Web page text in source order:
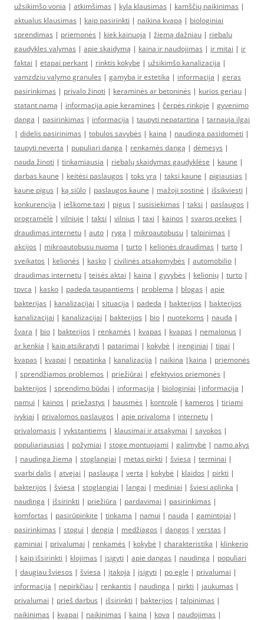
užsikimšo vonia | atkimšimas | kyla klausimas | kamščių naikinimas |
aktualus klausimas | kaip pasirinkti | naikina kvapą | biologiniai
sprendimas | priemonės | kiek kainuoja | žiemą dažniau | riebalu
gaudykles valymas | apie skaidymą | kaina ir naudojimas | ir mitai | ir
faktai | etapai perkant | rinktis kokybę | užsikimšo kanalizacija |
vamzdziu valymo granules | gamyba ir estetika | informacija | geras
pasirinkimas | privalo žinoti | keraminės ar betoninės | kurios geriau |
statant namą | informacija apie keramines | čerpės rinkoje | gyvenimo
danga | pasirinkimas | informacija | taupyti nepatartina | tarnauja ilgai
| didelis pasirinimas | tobulos savybės | kaina | naudinga pasidomėti |
taupyti neverta | pupuliari danga | renkamės dangą | dėmesys |
nauda žinoti | tinkamiausia | riebalų skaidymas gaudyklėse | kaune |
darbas kaune | keitėsi paslaugos | toks yra | taksi kaune | pigiausias |
kaune pigus | ką siūlo | paslaugos kaune | mažoji sostinė | išsikviesti |
konkurencija | ieškome taxi | pigus | susisiekimas | taksi | paslaugos |
programėlė | vilniuje | taksi | vilnius | taxi | kainos | svaros prekes |
draudimas internetu | auto | ryga | mikroautobusu | talpinimas |
akcijos | mikroautobusu nuoma | turto | kelionės draudimas | turto |
sveikatos | kelionės | kasko | civilinės atsakomybės | automobilio |
draudimas internetu | teisės aktai | kaina | gyvybės | kelionių | turto |
tpvca | kasko | padeda taupantiems | problema | blogas | apie
bakterijas | kanalizacijai | situacija | padeda | bakterijos | bakterijos
kanalizacijai | kanalizacijai | bakterijos | bio | nuotekoms | nauda |
švara | bio | bakterijos | renkamės | kvapas | kvapas | nemalonus |
ar kenkia | kaip atsikratyti | patarimai | kokybė | įrenginiai | tipai |
kvapas | kvapai | nepatinka | kanalizacija | naikina | kaina | priemonės
| sprendžiamos problemos | priežiūrai | efektyvios priemonės |
bakterijos | sprendimo būdai | informacija | biologiniai | informacija |
namui | kainos | priežastys | bausmės | kontrolė | kameros | tiriami
įvykiai | privalomos paslaugos | apie privalomą | internetu |
privalomasis | vykstantiems | klausimai ir atsakymai | sąvokos |
populiariausias | požymiai | stoge montuojami | galimybė | namo akys
| naudinga žiemą | stoglangiai | metas pirkti | šviesa | terminai |
svarbi dalis | atvejai | paslauga | verta | kokybė | klaidos | pirkti |
bakterijos | šviesa | stoglangiai | langai | mediniai | šviesi aplinka |
naudinga | išsirinkti | priežiūra | pardavimai | pasirinkimas |
komfortas | pasirūpinkite | tinkama | namui | nauda | gamintojai |
pasirinkimas | stogui | dengia | medžiagos | dangos | verstas |
gaminiai | privalumai | renkamės | kokybė | charakteristika | klinkerio
| kaip išsirinkti | klojimas | įsigyti | apie dangas | naudinga | populiari
| daugiau šviesos | šviesa | įtakoja | įsigyti | po egle | privalumai |
informacija | nepirkčiau | renkantis | naudinga | pirkti | jaukumas |
privalumai | prieš darbus | išsirinkti | bakterijos | talpinimas |
naikinimas | kvapai | naikinimas | kaina | kova | naudojimas |